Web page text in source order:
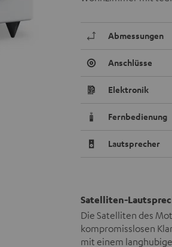
Abmessungen
Anschlüsse
Elektronik
Fernbedienung
Lautsprecher
Satelliten-
Die Satelliten des
kompromisslosen
mit einem